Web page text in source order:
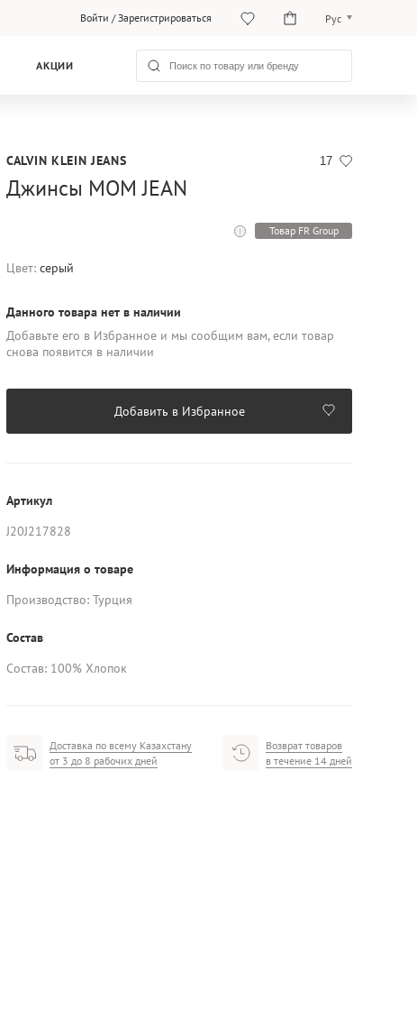
Войти /Зарегистрироваться Рус
Қаз
АКЦИИ
17
CALVIN KLEIN JEANS
Джинсы MOM JEAN
Товар FR Group
Цвет: серый
Данного товара нет в наличии
Добавьте его в Избранное и мы сообщим вам, если товар
снова появится в наличии
Добавить в Избранное
Артикул
J20J217828
Информация о товаре
Производство: Турция
Состав
Состав: 100% Хлопок
Доставка по всему Казахстану
от 3 до 8 рабочих дней
Возврат товаров
в течение 14 дней